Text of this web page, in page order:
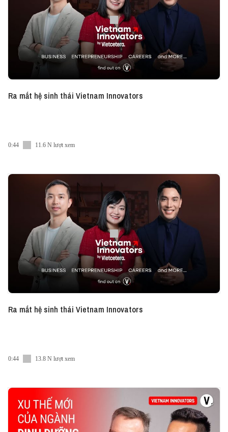
Ra mắt hệ sinh thái Vietnam Innovators
0:44 11.6 N lượt xem
Ra mắt hệ sinh thái Vietnam Innovators
0:44 13.8 N lượt xem